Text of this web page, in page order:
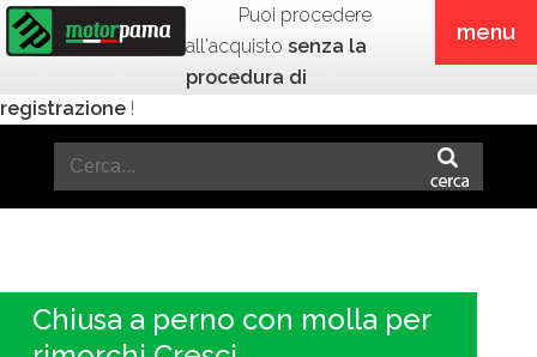
menu
Puoi procedere
all'acquisto senza la
procedura di
registrazione !
Chiusa a perno con molla per